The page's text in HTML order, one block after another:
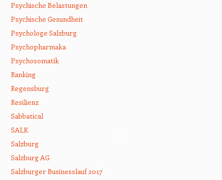
Psychische Belastungen
Psychische Gesundheit
Psychologe Salzburg
Psychopharmaka
Psychosomatik
Ranking
Regensburg
Resilienz
Sabbatical
SALK
Salzburg
Salzburg AG
Salzburger Businesslauf 2017